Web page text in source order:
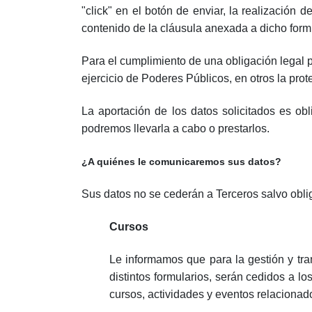
"click" en el botón de enviar, la realización
contenido de la cláusula anexada a dicho
Para el cumplimiento de una obligación legal
ejercicio de Poderes Públicos, en otros la
La aportación de los datos solicitados es
podremos llevarla a cabo o prestarlos.
¿A quiénes le comunicaremos sus datos?
Sus datos no se cederán a Terceros salvo
Cursos
Le informamos que para la gestión y
distintos formularios, serán cedidos a
cursos, actividades y eventos